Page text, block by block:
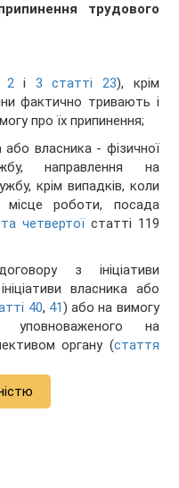
трудового
2і 3 статті 23), крім
фактично тривають і
про їх припинення;
власника - фізичної
направлення на
крім випадків, коли
місце роботи, посада
четвертої статті 119
з ініціативи
власника або
40, 41) або на вимогу
уповноваженого на
органу (стаття